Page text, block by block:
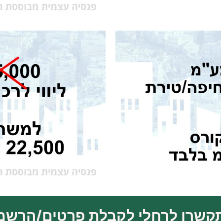
לרחלי לקבלת פרטים/